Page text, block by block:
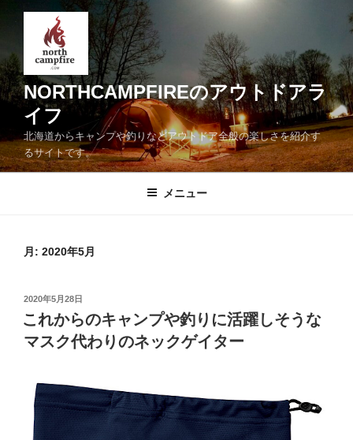
ン
ツ
へ
キ
ッ
NORTHCAMPFIREのアウトドアラ
イフ
北海道からキャンプや釣りなどアウトドア全般の楽しさを紹介す
るサイトです。
メニュー
月: 2020年5月
投
稿
日:
2020年5月28日
これからのキャンプや釣りに活躍しそうな
マスク代わりのネックゲイター